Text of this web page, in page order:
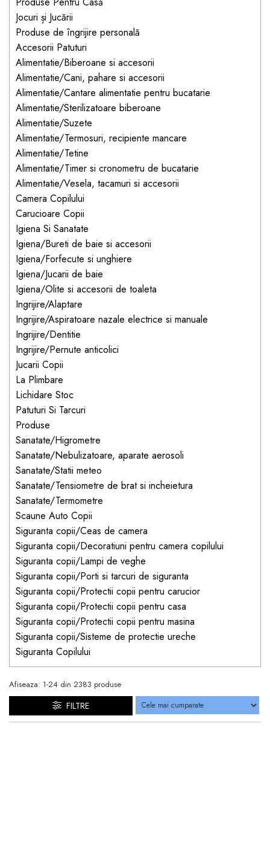
Produse de protecție
mobilier industrial
Bandă avertizare
Cărucioare copii
Accesorii Cărucioare
Set protecții copii
Scaune auto copii
Siguranță auto copii
Tapet protector perete
camera copiilor
Incălzitoare biberoane
copii
Termosuri, recipiente
mâncare pentru copii
Suzete bebe
Termometre copii
Căști antifonice copii și
dopuri de urechi
Produse îngrijire copii
Igiena copii
Jocuri de familie sau grup
Masinute, avioane,
motociclete
Jocuri de pictura si desen
Jucarii muzicale
Jucării educative copii
Biciclete și Triciclete
Jocuri și Jucării
Produse de îngrijire personală
Accesorii Patuturi
Alimentatie/Biberoane si accesorii
Alimentatie/Cani, pahare si accesorii
Alimentatie/Cantare alimentatie pentru bucatarie
Alimentatie/Sterilizatoare biberoane
Alimentatie/Suzete
Alimentatie/Termosuri, recipiente mancare
Alimentatie/Tetine
Alimentatie/Timer si cronometru de bucatarie
Alimentatie/Vesela, tacamuri si accesorii
Camera Copilului
Carucioare Copii
Igiena Si Sanatate
Igiena/Bureti de baie si accesorii
Igiena/Forfecute si unghiere
Igiena/Jucarii de baie
Igiena/Olite si accesorii de toaleta
Ingrijire/Alaptare
Ingrijire/Aspiratoare nazale electrice si manuale
Ingrijire/Dentitie
Ingrijire/Pernute anticolici
Jucarii Copii
La Plimbare
Lichidare Stoc
Patuturi Si Tarcuri
Produse
Sanatate/Higrometre
Sanatate/Nebulizatoare, aparate aerosoli
Sanatate/Statii meteo
Sanatate/Tensiometre de brat si incheietura
Sanatate/Termometre
Scaune Auto Copii
Siguranta copii/Ceas de camera
Siguranta copii/Decoratiuni pentru camera copilului
Siguranta copii/Lampi de veghe
Siguranta copii/Porti si tarcuri de siguranta
Siguranta copii/Protectii copii pentru carucior
Siguranta copii/Protectii copii pentru casa
Siguranta copii/Protectii copii pentru masina
Siguranta copii/Sisteme de protectie ureche
Siguranta Copilului
Afiseaza: 1-24 din 2383 produse
FILTRE